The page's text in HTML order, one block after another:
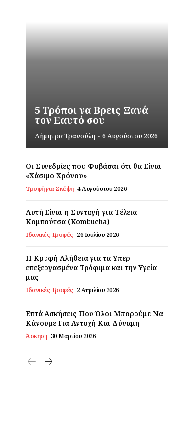
5 Τρόποι να Βρεις Ξανά
τον Εαυτό σου
Δήμητρα Τρανούλη - 6 Αυγούστου 2026
Οι Συνεδρίες που Φοβάσαι ότι θα Είναι
«Χάσιμο Χρόνου»
Τροφή για Σκέψη 4 Αυγούστου 2026
Αυτή Είναι η Συνταγή για Τέλεια
Κομπούτσα (Kombucha)
Ιδανικές Τροφές 26 Ιουλίου 2026
Η Κρυφή Αλήθεια για τα Υπερ-
επεξεργασμένα Τρόφιμα και την Υγεία
μας
Ιδανικές Τροφές 2 Απριλίου 2026
Επτά Ασκήσεις Που Όλοι Μπορούμε Να
Κάνουμε Για Αντοχή Και Δύναμη
Άσκηση 30 Μαρτίου 2026